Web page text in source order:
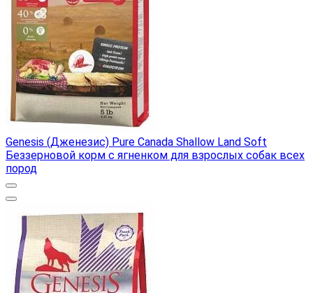
Genesis (Дженезис) Pure Canada Shallow Land Soft
Беззерновой корм с ягненком для взрослых собак всех
пород